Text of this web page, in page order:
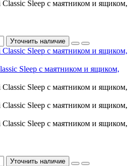
Уточнить наличие
Sleep с маятником и ящиком,
Уточнить наличие